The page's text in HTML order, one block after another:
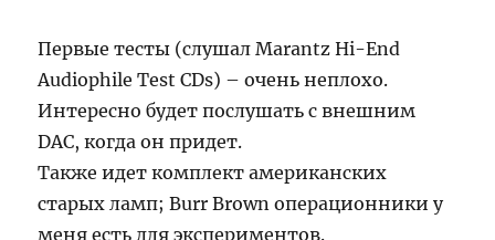
Первые тесты (слушал Marantz Hi-End
Audiophile Test CDs) – очень неплохо.
Интересно будет послушать с внешним
DAC, когда он придет.
Также идет комплект американских
старых ламп; Burr Brown операционники у
меня есть для экспериментов.